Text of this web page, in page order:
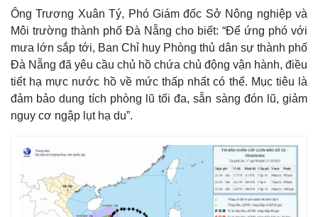
Ông Trương Xuân Tý, Phó Giám đốc Sở Nông nghiệp và
Môi trường thành phố Đà Nẵng cho biết: “Để ứng phó với
mưa lớn sắp tới, Ban Chỉ huy Phòng thủ dân sự thành phố
Đà Nẵng đã yêu cầu chủ hồ chứa chủ động vận hành, điều
tiết hạ mực nước hồ về mức thấp nhất có thể. Mục tiêu là
đảm bảo dung tích phòng lũ tối đa, sẵn sàng đón lũ, giảm
nguy cơ ngập lụt hạ du”.